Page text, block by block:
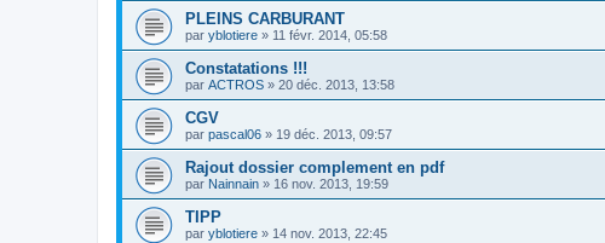
PLEINS CARBURANT
par yblotiere » 11 févr. 2014, 05:58
Constatations !!!
par ACTROS » 20 déc. 2013, 13:58
CGV
par pascal06 » 19 déc. 2013, 09:57
Rajout dossier complement en pdf
par Nainnain » 16 nov. 2013, 19:59
TIPP
par yblotiere » 14 nov. 2013, 22:45